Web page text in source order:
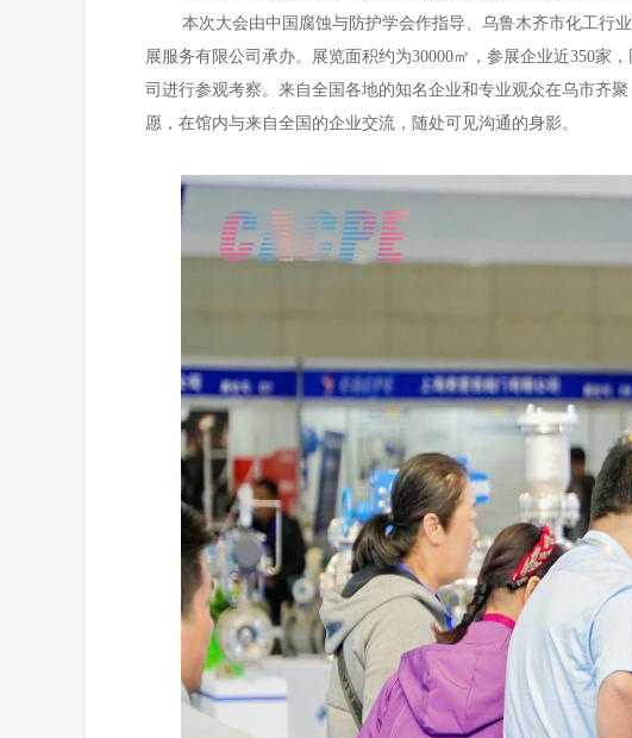
本次大会由中国腐蚀与防护学会作指导、乌鲁木齐市化工行
展服务有限公司承办。展览面积约为30000㎡，参展企业近350家
司进行参观考察。 来自全国各地的知名企业和专业观众在乌市齐
愿，在馆内与来自全国的企业交流，随处可见沟通的身影。